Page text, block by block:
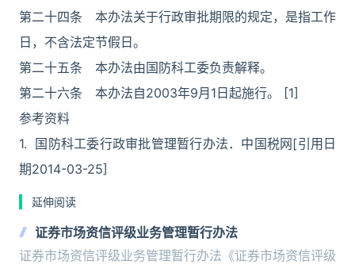
第二十四条 本办法关于行政审批期限的规定，是指工作
日，不含法定节假日。
第二十五条 本办法由国防科工委负责解释。
第二十六条 本办法自2003年9月1日起施行。 [1]
参考资料
1. 国防科工委行政审批管理暂行办法．中国税网[引用日
期2014-03-25]
延伸阅读
证券市场资信评级业务管理暂行办法
证券市场资信评级业务管理暂行办法《证券市场资信评级